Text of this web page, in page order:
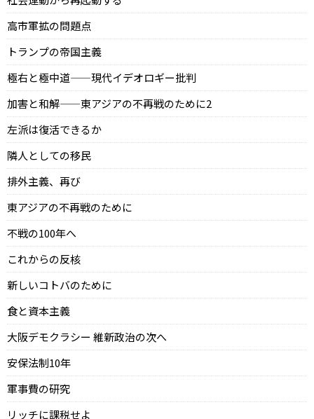
高市軍拡の問題点
トランプの帝国主義
極右と極中道——現代イデオロギー批判
加害と和解——東アジアの不再戦のために2
左派は復活できるか
隣人としての移民
排外主義、再び
東アジアの不再戦のために
不戦の100年へ
これからの反核
新しいコトバのために
食と資本主義
大阪デモクラシー 維新政治の次へ
安保法制10年
軍事費の研究
リッチに課税せよ